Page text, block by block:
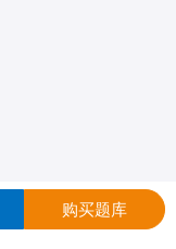
购买题库